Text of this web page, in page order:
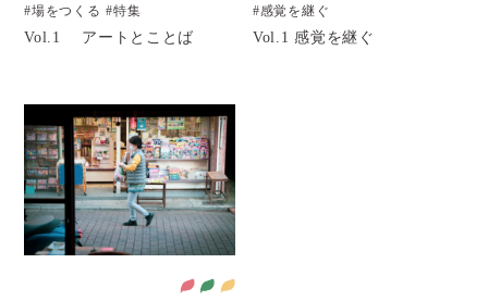
#場をつくる #特集
Vol.1 アートとことば
#感覚を継ぐ
Vol.1 感覚を継ぐ